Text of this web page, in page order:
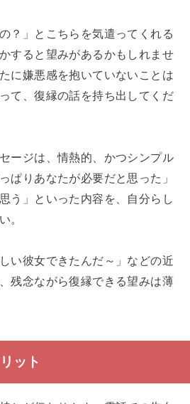
？」とこちらを気遣ってくれる
すると望みがあるかもしれませ
に嫌悪感を抱いていないことは
て、復縁の話を持ち出してくだ
ージは、情熱的、かつシンプル
ぱりあなたが必要だと思った」
う」といった内容を、自分らし
。
い彼女できたんだ～」などの近
残念ながら復縁できる望みは薄
ット